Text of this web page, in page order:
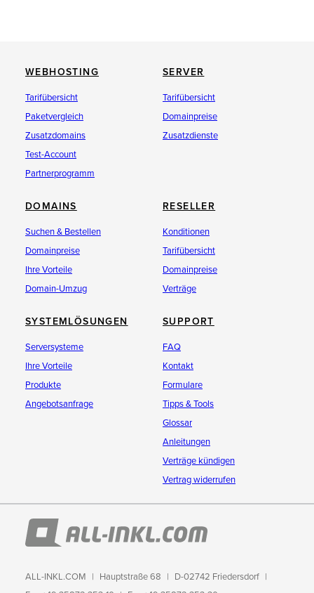
WEBHOSTING
Tarifübersicht
Paketvergleich
Zusatzdomains
Test-Account
Partnerprogramm
SERVER
Tarifübersicht
Domainpreise
Zusatzdienste
DOMAINS
Suchen & Bestellen
Domainpreise
Ihre Vorteile
Domain-Umzug
RESELLER
Konditionen
Tarifübersicht
Domainpreise
Verträge
SYSTEMLÖSUNGEN
Serversysteme
Ihre Vorteile
Produkte
Angebotsanfrage
SUPPORT
FAQ
Kontakt
Formulare
Tipps & Tools
Glossar
Anleitungen
Verträge kündigen
Vertrag widerrufen
ALL-INKL.COM Hauptstraße 68
D-02742 Friedersdorf